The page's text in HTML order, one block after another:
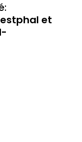
et